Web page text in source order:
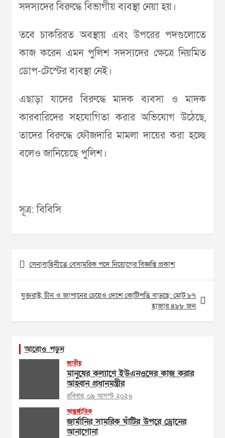
সদস্যদের বিরুদ্ধে বিভাগীয় ব্যবস্থা নেয়া হয়।
তবে চাকরিরত অবস্থায় এবং উপরের পদগুলোতে
কাজ করেন এমন পুলিশ সদস্যদের ক্ষেত্রে নিয়মিত
ডোপ-টেস্টের ব্যবস্থা নেই।
এছাড়া যাদের বিরুদ্ধে মাদক ব্যবসা ও মাদক
কারবারিদের সহযোগিতা করার অভিযোগ উঠেছে,
তাদের বিরুদ্ধে ফৌজদারি মামলা দায়ের করা হচ্ছে
বলেও জানিয়েছে পুলিশ।
সূত্র: বিবিসি
Post
navigation
সেনাবাহিনীতে বেসামরিক পদে নিয়োগের বিজ্ঞপ্তি প্রকাশ
যুক্তরাষ্ট্র, চীন ও জাপানের চেয়েও দেশে কোটিপতি বাড়ছে: মোট ৮৭
হাজার ৪৮৮ জন
আরোও পড়ুন
জাতীয়
মানুষের কল্যাণে ইউএনওদের কাজ করার
আহ্বান প্রধানমন্ত্রীর
রবিবার, ০৯ আগস্ট ২০২৬
আন্তর্জাতিক
জার্মানির সামরিক ঘাঁটির উপরে ড্রোনের
আনাগোনা